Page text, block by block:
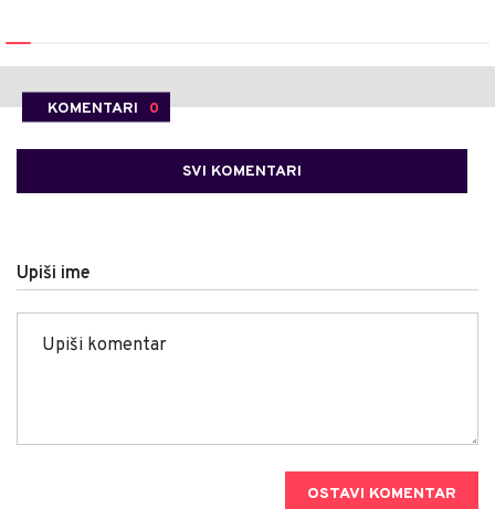
KOMENTARI 0
SVI KOMENTARI
Upiši ime
OSTAVI KOMENTAR